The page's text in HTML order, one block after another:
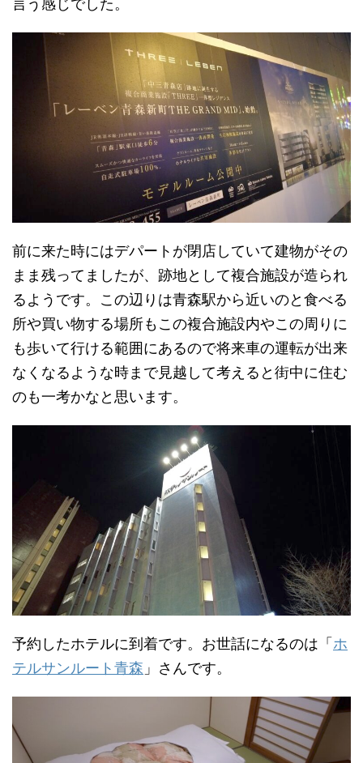
前に来た時にはデパートが閉店していて建物がその
まま残ってましたが、跡地として複合施設が造られ
るようです。この辺りは青森駅から近いのと食べる
所や買い物する場所もこの複合施設内やこの周りに
も歩いて行ける範囲にあるので将来車の運転が出来
なくなるような時まで見越して考えると街中に住む
のも一考かなと思います。
予約したホテルに到着です。お世話になるのは「ホ
テルサンルート青森 」さんです。